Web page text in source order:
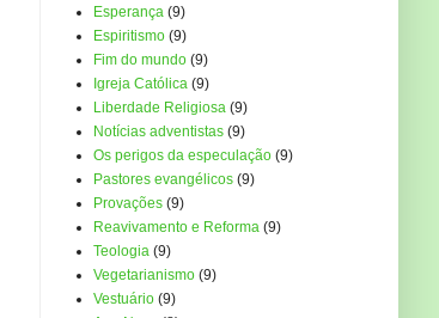
Esperança (9)
Espiritismo (9)
Fim do mundo (9)
Igreja Católica (9)
Liberdade Religiosa (9)
Notícias adventistas (9)
Os perigos da especulação (9)
Pastores evangélicos (9)
Provações (9)
Reavivamento e Reforma (9)
Teologia (9)
Vegetarianismo (9)
Vestuário (9)